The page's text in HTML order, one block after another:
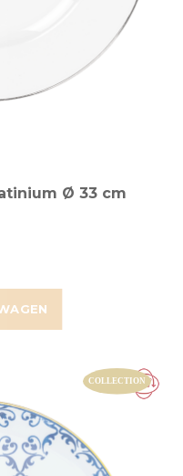
Ø 33 cm